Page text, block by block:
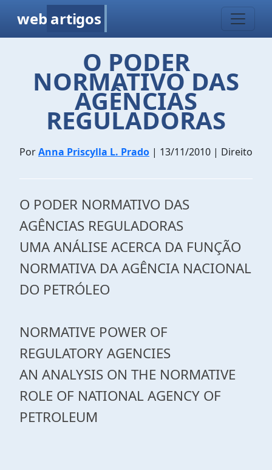
web artigos
O PODER
NORMATIVO DAS
AGÊNCIAS
REGULADORAS
PorAnna Priscylla L. Prado | 13/11/2010 | Direito
O PODER NORMATIVO DAS
AGÊNCIAS REGULADORAS
UMA ANÁLISE ACERCA DA FUNÇÃO
NORMATIVA DA AGÊNCIA NACIONAL
DO PETRÓLEO
NORMATIVE POWER OF
REGULATORY AGENCIES
AN ANALYSIS ON THE NORMATIVE
ROLE OF NATIONAL AGENCY OF
PETROLEUM